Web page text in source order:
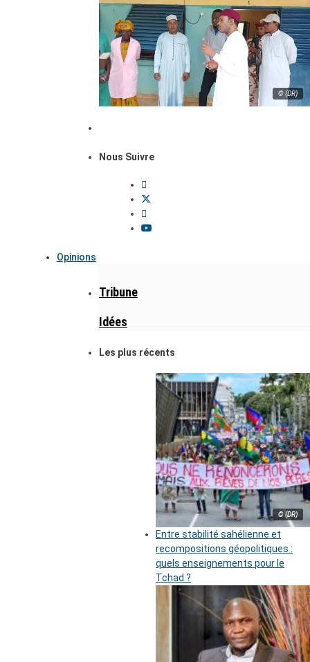
© (DR)
Nous Suivre
Opinions
Tribune
Idées
Les plus récents
© (DR)
Entre stabilité sahélienne et
recompositions géopolitiques :
quels enseignements pour le
Tchad ?